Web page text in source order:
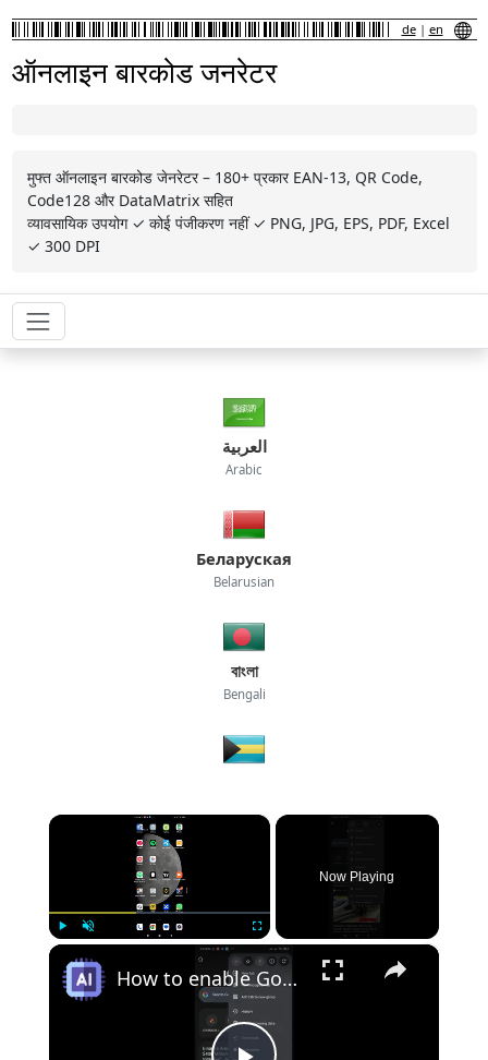
de| en
ऑनलाइन बारकोड जनरेटर
मुफ्त ऑनलाइन बारकोड जेनरेटर – 180+ प्रकार EAN-13, QR Code,
Code128 और DataMatrix सहित
व्यावसायिक उपयोग ✓ कोई पंजीकरण नहीं ✓ PNG, JPG, EPS, PDF, Excel
✓ 300 DPI
العربية
Arabic
Беларуская
Belarusian
বাংলা
Bengali
×
Fullscreen
Now Playing
×
How to enable Google Auto Fill Service